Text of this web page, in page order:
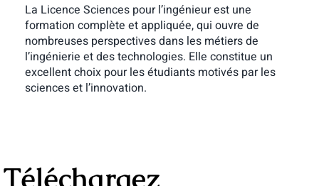
La Licence Sciences pour l’ingénieur est une
formation complète et appliquée, qui ouvre de
nombreuses perspectives dans les métiers de
l’ingénierie et des technologies. Elle constitue un
excellent choix pour les étudiants motivés par les
sciences et l’innovation.
Téléchargez